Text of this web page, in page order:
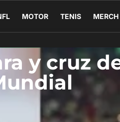
MOTOR TENIS MERCH
y cruz